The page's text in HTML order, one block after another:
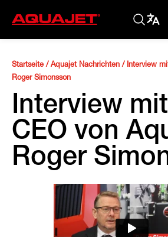
Startseite / Aquajet Nachrichten /
Interview
Roger Simonsson
Interview
CEO von
Roger